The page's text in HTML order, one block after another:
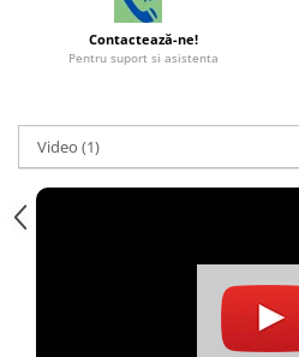
Contactează-ne!
Pentru suport si asistenta
Video (1)